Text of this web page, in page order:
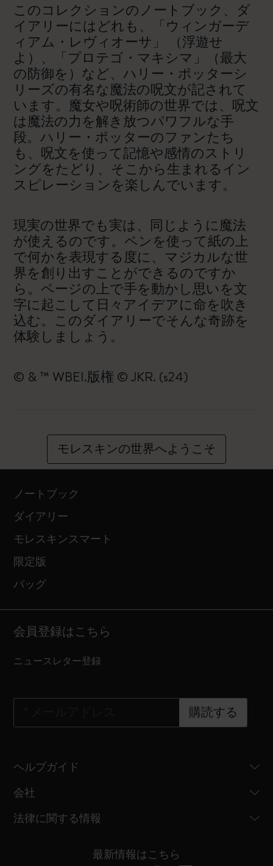
このコレクションのノートブック、ダ
イアリーにはどれも、「ウィンガーデ
ィアム・レヴィオーサ」 （浮遊せ
よ）、「プロテゴ・マキシマ」（最大
の防御を）など、ハリー・ポッターシ
リーズの有名な魔法の呪文が記されて
います。魔女や呪術師の世界では、呪文
は魔法の力を解き放つパワフルな手
段。ハリー・ポッターのファンたち
も、呪文を使って記憶や感情のストリ
ングをたどり、そこから生まれるイン
スピレーションを楽しんでいます。
現実の世界でも実は、同じように魔法
が使えるのです。ペンを使って紙の上
で何かを表現する度に、マジカルな世
界を創り出すことができるのですか
ら。ページの上で手を動かし思いを文
字に起こして日々アイデアに命を吹き
込む。このダイアリーでそんな奇跡を
体験しましょう。
© & ™ WBEI.版権 © JKR. (s24)
モレスキンの世界へようこそ
ノートブック
ダイアリー
モレスキンスマート
限定版
バッグ
会員登録はこちら
ニュースレター登録
購読する
ヘルプガイド
会社
法律に関する情報
最新情報はこちら